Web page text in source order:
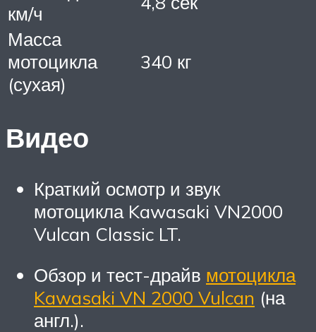
км/ч
Масса
мотоцикла
(сухая)
340 кг
Видео
Краткий осмотр и звук
мотоцикла Kawasaki VN2000
Vulcan Classic LT.
Обзор и тест-драйв мотоцикла
Kawasaki VN 2000 Vulcan (на
англ.).